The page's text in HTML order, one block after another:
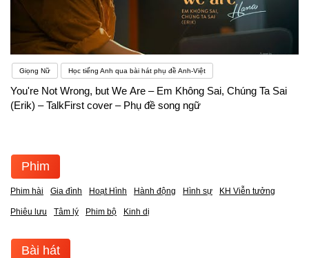
Giọng Nữ Học tiếng Anh qua bài hát phụ đề Anh-Việt
You're Not Wrong, but We Are – Em Không Sai, Chúng Ta Sai
(Erik) – TalkFirst cover – Phụ đề song ngữ
Phim
Phim hài Gia đình Hoạt Hình Hành động Hình sự KH Viễn tưởng
Phiêu lưu Tâm lý Phim bộ Kinh dị
Bài hát